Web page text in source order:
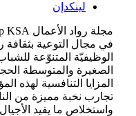
لينكدإن
في مجال التوعية بثقافة
الوظيفيّة المتنوّعة
الصغيرة والمتوسطة
المزايا التنافسية
تجارب نخبة مميزة من
واستخلاص ما يفيد الأجيال